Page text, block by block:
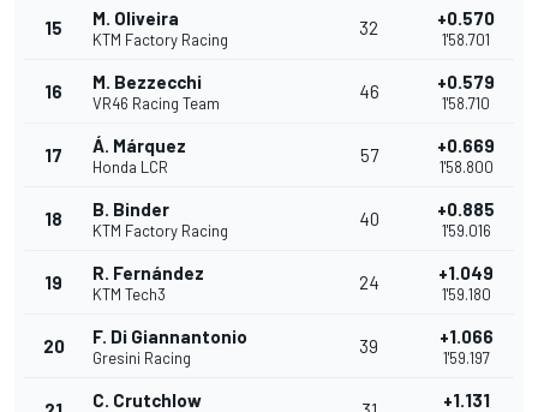
15 M. Oliveira
KTM Factory Racing
32 +0.570
1'58.701
16 M. Bezzecchi
VR46 Racing Team
46 +0.579
1'58.710
17 Á. Márquez
Honda LCR
57 +0.669
1'58.800
18 B. Binder
KTM Factory Racing
40 +0.885
1'59.016
19 R. Fernández
KTM Tech3
24 +1.049
1'59.180
20 F. Di Giannantonio
Gresini Racing
39 +1.066
1'59.197
C. Crutchlow +1.131